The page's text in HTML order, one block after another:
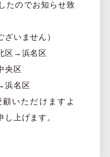
たのでお知らせ致
ざいません）
区→浜名区
央区
名区
いただけますよ
し上げます。